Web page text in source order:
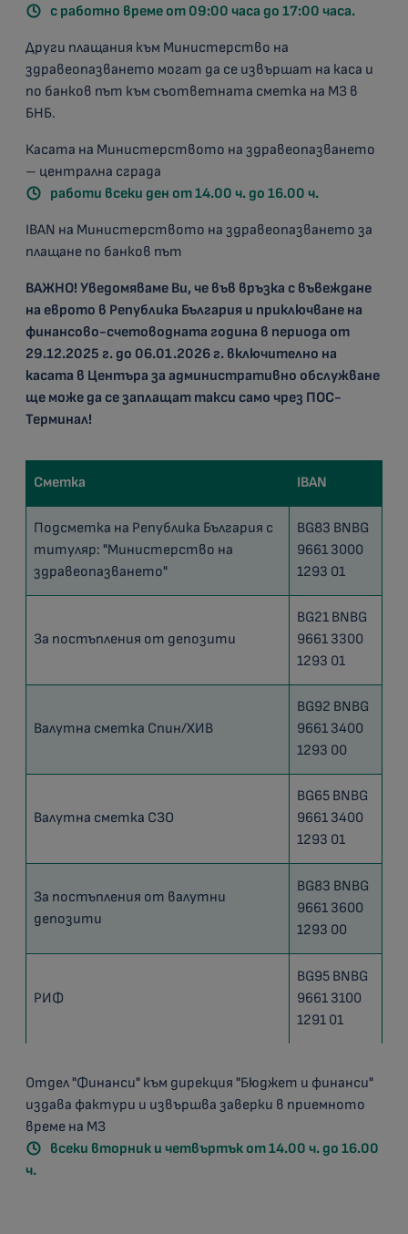
с работно време от 09:00 часа до 17:00 часа.
Други плащания към Министерство на
здравеопазването могат да се извършат на каса и
по банков път към съответната сметка на МЗ в
БНБ.
Касата на Министерството на здравеопазването
– централна сграда
работи всеки ден от 14.00 ч. до 16.00 ч.
IBAN на Министерството на здравеопазването за
плащане по банков път
ВАЖНО! Уведомяваме Ви, че във връзка с въвеждане
на еврото в Република България и приключване на
финансово-счетоводната година в периода от
29.12.2025 г. до 06.01.2026 г. включително на
касата в Центъра за административно обслужване
ще може да се заплащат такси само чрез ПОС-
Терминал!
Сметка IBAN
Подсметка на Република България с
титуляр: "Министерство на
здравеопазването"
BG83 BNBG
9661 3000
1293 01
За постъпления от депозити
BG21 BNBG
9661 3300
1293 01
Валутна сметка Спин/ХИВ
BG92 BNBG
9661 3400
1293 00
Валутна сметка СЗО
BG65 BNBG
9661 3400
1293 01
За постъпления от валутни
депозити
BG83 BNBG
9661 3600
1293 00
РИФ
ВG95 ВNBG
9661 3100
1291 01
Отдел "Финанси" към дирекция "Бюджет и финанси"
издава фактури и извършва заверки в приемното
време на МЗ
всеки вторник и четвъртък от 14.00 ч. до 16.00
ч.